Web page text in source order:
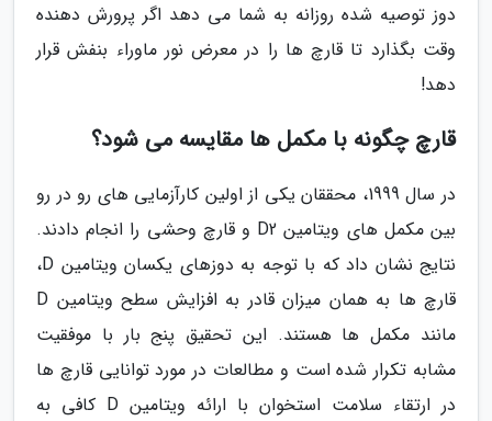
دوز توصیه شده روزانه به شما می دهد اگر پرورش دهنده
وقت بگذارد تا قارچ ها را در معرض نور ماوراء بنفش قرار
دهد!
قارچ چگونه با مکمل ها مقایسه می شود؟
در سال 1999، محققان یکی از اولین کارآزمایی های رو در رو
بین مکمل های ویتامین D2 و قارچ وحشی را انجام دادند.
نتایج نشان داد که با توجه به دوزهای یکسان ویتامین D،
قارچ ها به همان میزان قادر به افزایش سطح ویتامین D
مانند مکمل ها هستند. این تحقیق پنج بار با موفقیت
مشابه تکرار شده است و مطالعات در مورد توانایی قارچ ها
در ارتقاء سلامت استخوان با ارائه ویتامین D کافی به